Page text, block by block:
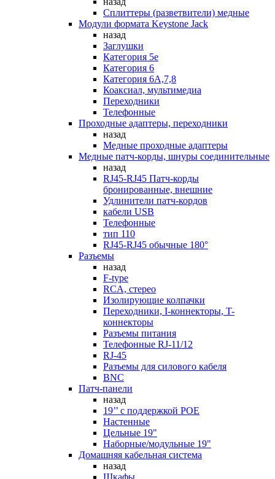
Сплиттеры (разветвители) медные
Модули формата Keystone Jack
назад
Заглушки
Категория 5е
Категория 6
Категория 6А,7,8
Коаксиал, мультимедиа
Переходники
Телефонные
Проходные адаптеры, переходники
назад
Медные проходные адаптеры
Медные патч-корды, шнуры соединительные
назад
RJ45-RJ45 Патч-корды
бронированные, внешние
Удлинители патч-кордов
кабели USB
Телефонные
тип 110
RJ45-RJ45 обычные 180°
Разъемы
назад
F-type
RCA, стерео
Изолирующие колпачки
Переходники, I-коннекторы, T-
коннекторы
Разъемы питания
Телефонные RJ-11/12
RJ-45
Разъемы для силового кабеля
BNC
Патч-панели
назад
19’’ с поддержкой POE
Настенные
Цельные 19"
Наборные/модульные 19"
Домашняя кабельная система
назад
Шкафы